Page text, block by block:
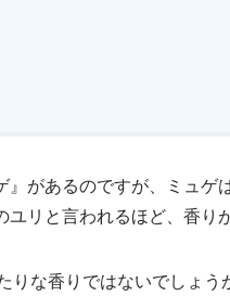
があるのですが、ミュゲ
リと言われるほど、香り
な香りではないでしょう